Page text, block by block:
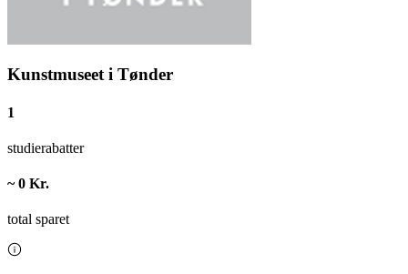
Kunstmuseet i Tønder
1
studierabatter
~ 0 Kr.
total sparet